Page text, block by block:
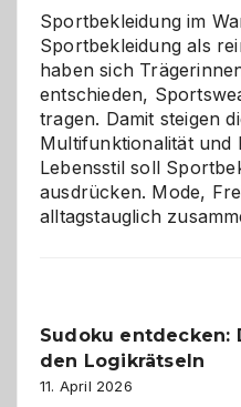
Sportbekleidung im
Sportbekleidung als
haben sich
entschieden,
tragen. Damit steigen
Multifunktionalität und
Lebensstil soll
ausdrücken. Mode,
alltagstauglich
Sudoku entdecken:
den Logikrätseln
11. April 2026